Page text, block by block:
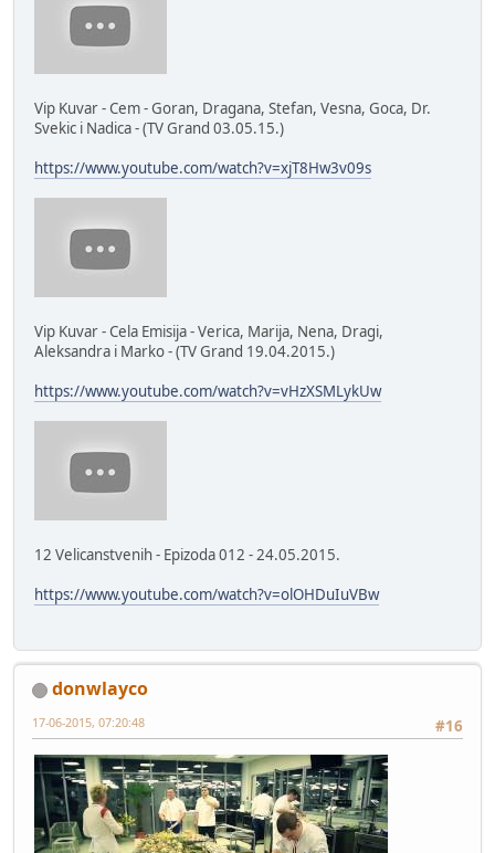
Vip Kuvar - Cem - Goran, Dragana, Stefan, Vesna, Goca, Dr.
Svekic i Nadica - (TV Grand 03.05.15.)
https://www.youtube.com/watch?v=xjT8Hw3v09s
Vip Kuvar - Cela Emisija - Verica, Marija, Nena, Dragi,
Aleksandra i Marko - (TV Grand 19.04.2015.)
https://www.youtube.com/watch?v=vHzXSMLykUw
12 Velicanstvenih - Epizoda 012 - 24.05.2015.
https://www.youtube.com/watch?v=olOHDuIuVBw
donwlayco
#16
17-06-2015, 07:20:48